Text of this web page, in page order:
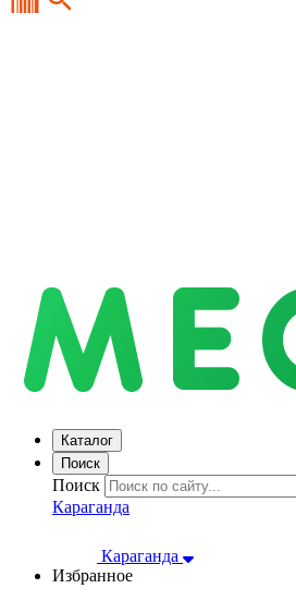
Каталог
Поиск
Поиск
Караганда
Караганда
Избранное